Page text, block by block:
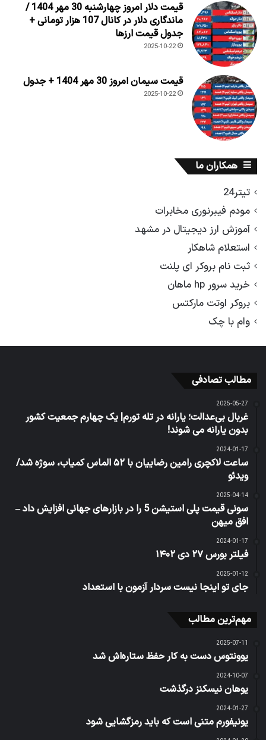
قیمت دلار امروز چهارشنبه 30 مهر 1404 /
ماندگاری دلار در کانال 107 هزار تومانی +
جدول قیمت ارزها
2025-10-22
قیمت سیمان امروز 30 مهر 1404 + جدول
2025-10-22
همکاران ما
تیتر24
مودم فیبرنوری مخابرات
آموزش ارز دیجیتال در مشهد
استعلام شاهکار
ثبت نام بروکر ای پلنت
خرید سرور hp ماهان
بروکر اوتت مارکتس
وام با چک
مطالب تصادفی
2025-05-27
غربال بی‌عدالت؛ یارانه در تله تورم| یک چهارم جمعیت کشور
بدون یارانه می شوند!
2024-01-17
ساعت لاکچری رامین رضاییان با ۵۲ الماس کمیاب، سوژه شد/
ویدئو
2025-04-14
سونی قیمت پلی استیشن 5 را در بازارهای جهانی افزایش داد –
افق میهن
2024-01-17
فیلتر بورس ۲۷ دی ۱۴۰۲
2025-01-12
جای تو اینجا نیست سردار آزمون با استعداد
مهم‌ترین مطالب
2025-07-11
یوونتوس دست به کار حفظ ستاره‌اش شد
2024-10-07
یوهان نیسکنز درگذشت
2024-01-27
یونیفورم متنی است که باید رمزگشایی شود